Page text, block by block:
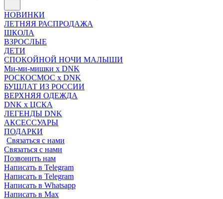
НОВИНКИ
ЛЕТНЯЯ РАСПРОДАЖА
ШКОЛА
ВЗРОСЛЫЕ
ДЕТИ
СПОКОЙНОЙ НОЧИ МАЛЫШИ
Ми-ми-мишки x DNK
РОСКОСМОС x DNK
БУШЛАТ ИЗ РОССИИ
ВЕРХНЯЯ ОДЕЖДА
DNK x ЦСКА
ЛЕГЕНДЫ DNK
АКСЕССУАРЫ
ПОДАРКИ
Связаться с нами
Связаться с нами
Позвонить нам
Написать в Telegram
Написать в Telegram
Написать в Whatsapp
Написать в Max